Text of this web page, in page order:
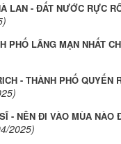
LAN - ĐẤT NƯỚC RỰC
PHỐ LÃNG MẠN NHẤT
- THÀNH PHỐ QUYẾN
- NÊN ĐI VÀO MÙA NÀO
2025)